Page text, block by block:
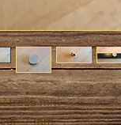
25 mm
7 mm